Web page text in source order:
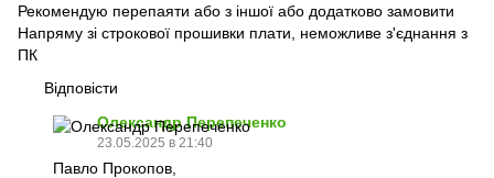
Рекомендую перепаяти або з іншої або додатково замовити
Напряму зі строкової прошивки плати, неможливе з'єднання з
ПК
Відповісти
Олександр Перепеченко
23.05.2025 в 21:40
Павло Прокопов,